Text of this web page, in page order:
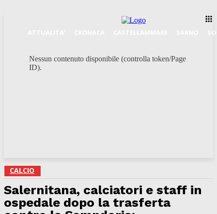
Nessun contenuto disponibile (controlla token/Page
ID).
CALCIO
Salernitana, calciatori e staff in
ospedale dopo la trasferta